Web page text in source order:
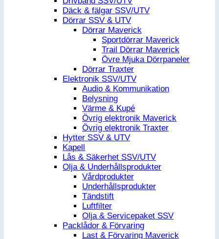
Däck & fälgar SSV/UTV
Dörrar SSV & UTV
Dörrar Maverick
Sportdörrar Maverick
Trail Dörrar Maverick
Övre Mjuka Dörrpaneler
Dörrar Traxter
Elektronik SSV/UTV
Audio & Kommunikation
Belysning
Värme & Kupé
Övrig elektronik Maverick
Övrig elektronik Traxter
Hytter SSV & UTV
Kapell
Lås & Säkerhet SSV/UTV
Olja & Underhållsprodukter
Vårdprodukter
Underhållsprodukter
Tändstift
Luftfilter
Olja & Servicepaket SSV
Packlådor & Förvaring
Last & Förvaring Maverick